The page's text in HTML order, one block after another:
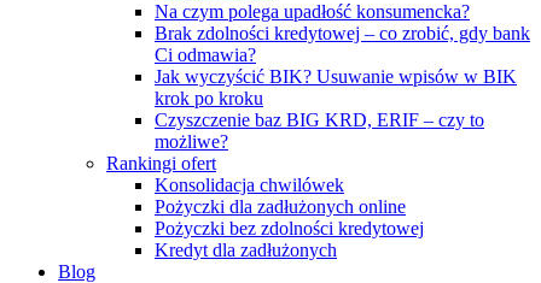
Na czym polega upadłość konsumencka?
Brak zdolności kredytowej – co zrobić, gdy bank
Ci odmawia?
Jak wyczyścić BIK? Usuwanie wpisów w BIK
krok po kroku
Czyszczenie baz BIG KRD, ERIF – czy to
możliwe?
Rankingi ofert
Konsolidacja chwilówek
Pożyczki dla zadłużonych online
Pożyczki bez zdolności kredytowej
Kredyt dla zadłużonych
Blog